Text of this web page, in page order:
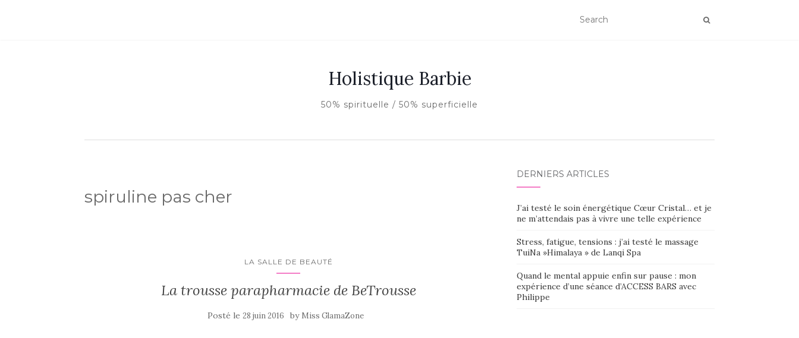
Holistique Barbie
50% spirituelle / 50% superficielle
spiruline pas cher
LA SALLE DE BEAUTÉ
La trousse parapharmacie de BeTrousse
Posté le 28 juin 2016 by Miss GlamaZone
DERNIERS ARTICLES
J’ai testé le soin énergétique Cœur Cristal… et je
ne m’attendais pas à vivre une telle expérience
Stress, fatigue, tensions : j’ai testé le massage
TuiNa »Himalaya » de Lanqi Spa
Quand le mental appuie enfin sur pause : mon
expérience d’une séance d’ACCESS BARS avec
Philippe